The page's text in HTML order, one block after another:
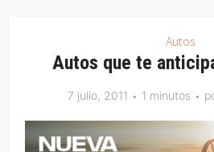
Autos
Autos que te
7 julio, 2011 1 minutos